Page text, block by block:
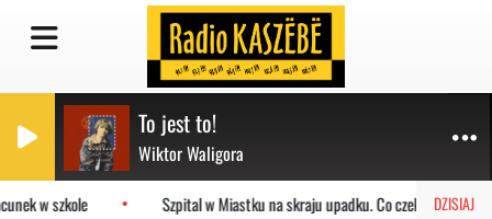
To jest to!
Wiktor Waligora
DZISIAJ
w szkole Szpital w Miastku na skraju upadku. Co czeka placówkę?